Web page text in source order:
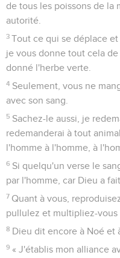
de tous les poissons de la
autorité.
3 Tout ce qui se déplace
je vous donne tout cela
donné l'herbe verte.
4 Seulement, vous ne
avec son sang.
5 Sachez-le aussi, je
redemanderai à tout
l'homme à l'homme, à
6 Si quelqu'un verse le
par l'homme, car Dieu a
7 Quant à vous,
pullulez et multipliez-vous
8 Dieu dit encore à Noé et
9 « J'établis mon alliance